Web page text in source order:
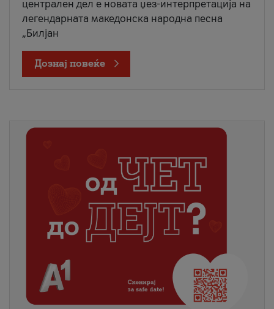
централен дел е новата џез-интерпретација на
легендарната македонска народна песна
„Билјан
Дознај повеќе